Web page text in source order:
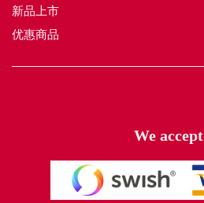
新品上市
优惠商品
We accept